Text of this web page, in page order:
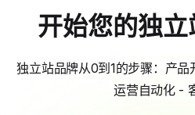
开始您的独
独立站品牌从0到1的步骤：产
运营自动化 -